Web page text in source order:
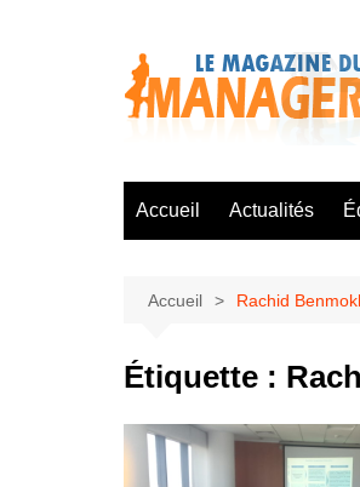
Accueil Actualités
Accueil Rachid
Étiquette :